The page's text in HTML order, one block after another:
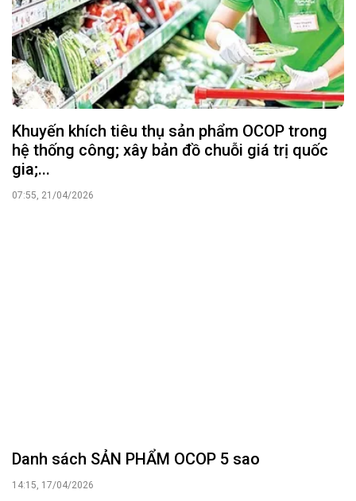
Khuyến khích tiêu thụ sản phẩm OCOP trong
hệ thống công; xây bản đồ chuỗi giá trị quốc
gia;...
07:55, 21/04/2026
Danh sách SẢN PHẨM OCOP 5 sao
vững giai đoạn 2026-2030
09:29, 16/04/2026